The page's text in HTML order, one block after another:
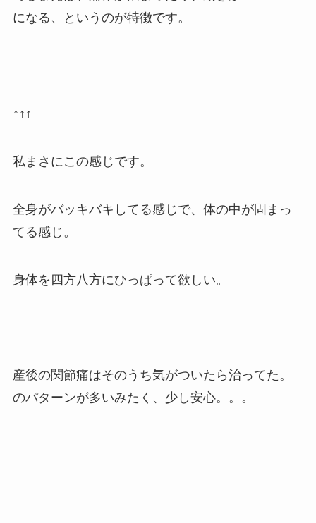
になる、というのが特徴です。
↑↑↑
私まさにこの感じです。
全身がバッキバキしてる感じで、体の中が固まっ
てる感じ。
身体を四方八方にひっぱって欲しい。
産後の関節痛はそのうち気がついたら治ってた。
のパターンが多いみたく、少し安心。。。